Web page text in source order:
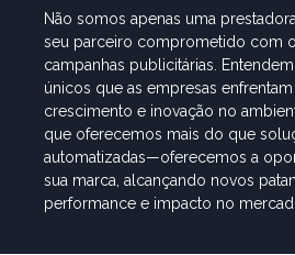
Não somos apenas uma
seu parceiro comprometido com
campanhas publicitárias.
únicos que as empresas
crescimento e inovação no
que oferecemos mais do que
automatizadas—oferecemos a
sua marca, alcançando novos
performance e impacto no